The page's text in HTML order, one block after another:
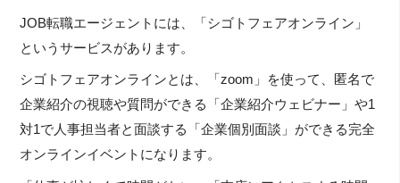
JOB転職エージェントには、「シゴトフェアオンライン」
というサービスがあります。
シゴトフェアオンラインとは、「zoom」を使って、匿名で
企業紹介の視聴や質問ができる「企業紹介ウェビナー」や1
対1で人事担当者と面談する「企業個別面談」ができる完全
オンラインイベントになります。